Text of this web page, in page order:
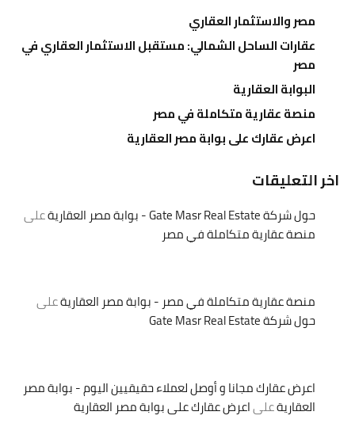
مصر والاستثمار العقاري
عقارات الساحل الشمالي: مستقبل الاستثمار العقاري في
مصر
البوابة العقارية
منصة عقارية متكاملة في مصر
اعرض عقارك على بوابة مصر العقارية
اخر التعليقات
حول شركة Gate Masr Real Estate - بوابة مصر العقارية
على
منصة عقارية متكاملة في مصر
منصة عقارية متكاملة في مصر - بوابة مصر العقاريةعلى
حول شركة Gate Masr Real Estate
اعرض عقارك مجانا و أوصل لعملاء حقيقيين اليوم - بوابة مصر
العقاريةعلىاعرض عقارك على بوابة مصر العقارية